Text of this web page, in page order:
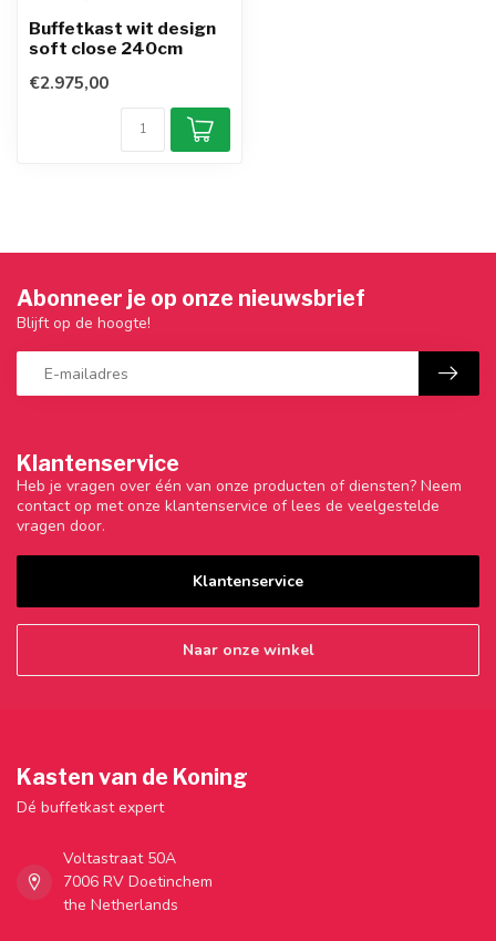
Buffetkast wit design
soft close 240cm
€2.975,00
Klantenservice
Heb je vragen over één van onze producten of diensten? Neem
contact op met onze klantenservice of lees de veelgestelde
vragen door.
Klantenservice
Naar onze winkel
Abonneer je op onze nieuwsbrief
Blijft op de hoogte!
Kasten van de Koning
Dé buffetkast expert
Voltastraat 50A
7006 RV Doetinchem
the Netherlands